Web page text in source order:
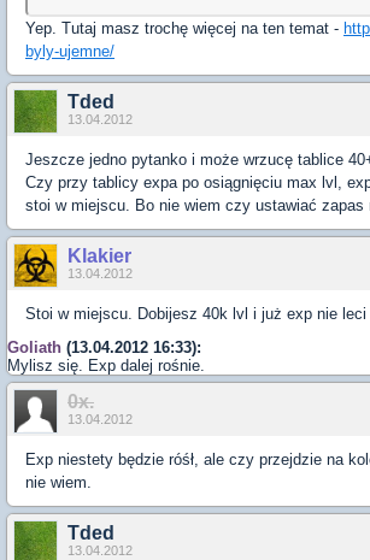
Yep. Tutaj masz trochę więcej na ten temat -
byly-ujemne/
Tded
13.04.2012
Jeszcze jedno pytanko i może wrzucę tablice
Czy przy tablicy expa po osiągnięciu max lvl,
stoi w miejscu. Bo nie wiem czy ustawiać zapas
Klakier
13.04.2012
Stoi w miejscu. Dobijesz 40k lvl i już exp nie leci
Goliath (13.04.2012 16:33):
Mylisz się. Exp dalej rośnie.
0x.
13.04.2012
Exp niestety będzie róśł, ale czy przejdzie na
nie wiem.
Tded
13.04.2012